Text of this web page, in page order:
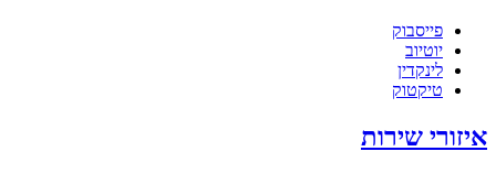
פייסבוק
יוטיוב
לינקדין
טיקטוק
איזורי שירות